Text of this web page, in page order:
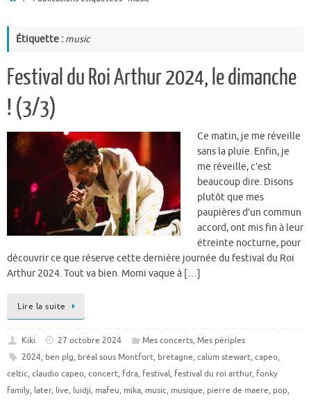
Étiquette : music
Festival du Roi Arthur 2024, le dimanche
! (3/3)
Ce matin, je me réveille
sans la pluie. Enfin, je
me réveille, c’est
beaucoup dire. Disons
plutôt que mes
paupières d’un commun
accord, ont mis fin à leur
étreinte nocturne, pour
découvrir ce que réserve cette dernière journée du festival du Roi
Arthur 2024. Tout va bien. Momi vaque à […]
Lire la suite
Kiki 27 octobre 2024 Mes concerts, Mes périples
2024, ben plg, bréal sous Montfort, bretagne, calum stewart, capeo,
celtic, claudio capeo, concert, fdra, festival, festival du roi arthur, fonky
family, later, live, luidji, mafeu, mika, music, musique, pierre de maere, pop,